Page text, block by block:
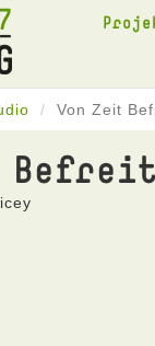
Von Zeit
Befreit